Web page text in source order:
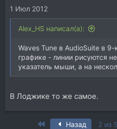
:1 Июл 2012
Alex_HS написал(а):
Waves Tune в AudioSuite в
графике - линии рисуются
указатель мыши, а на
В Лоджике то же самое.
First Назад 2 из 5